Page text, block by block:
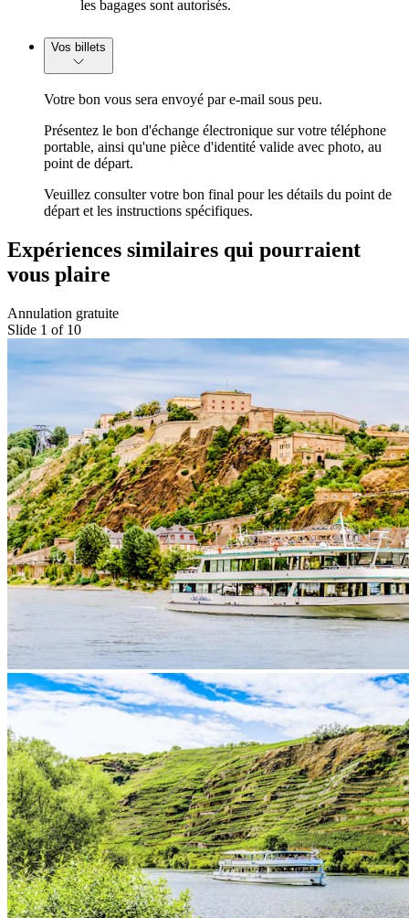
les bagages sont autorisés.
Vos billets
Votre bon vous sera envoyé par e-mail sous peu.
Présentez le bon d'échange électronique sur votre téléphone
portable, ainsi qu'une pièce d'identité valide avec photo, au
point de départ.
Veuillez consulter votre bon final pour les détails du point de
départ et les instructions spécifiques.
Expériences similaires qui pourraient
vous plaire
Annulation gratuite
Slide 1 of 10